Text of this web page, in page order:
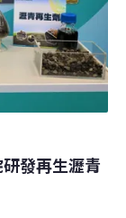
可以高達60℃，
。因為路面太
發再生瀝青